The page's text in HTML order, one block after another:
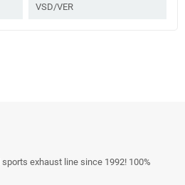
VSD/VER
exhaust line since 1992! 100%